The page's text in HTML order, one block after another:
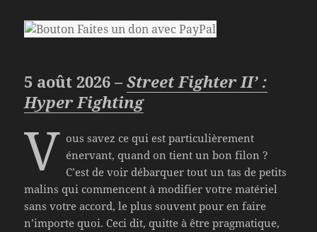
5 août 2026 –Street Fighter II’ :
Hyper Fighting
V ous savez ce qui est particulièrement
énervant, quand on tient un bon filon ?
C’est de voir débarquer tout un tas de petits
malins qui commencent à modifier votre matériel
sans votre accord, le plus souvent pour en faire
n’importe quoi. Ceci dit, quitte à être pragmatique,